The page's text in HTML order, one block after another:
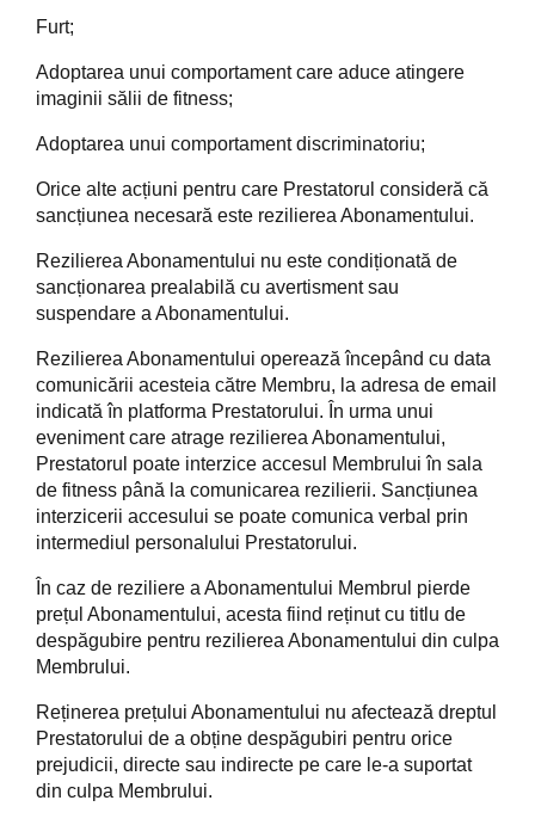
Furt;
Adoptarea unui comportament care aduce atingere
imaginii sălii de fitness;
Adoptarea unui comportament discriminatoriu;
Orice alte acțiuni pentru care Prestatorul consideră că
sancțiunea necesară este rezilierea Abonamentului.
Rezilierea Abonamentului nu este condiționată de
sancționarea prealabilă cu avertisment sau
suspendare a Abonamentului.
Rezilierea Abonamentului operează începând cu data
comunicării acesteia către Membru, la adresa de email
indicată în platforma Prestatorului. În urma unui
eveniment care atrage rezilierea Abonamentului,
Prestatorul poate interzice accesul Membrului în sala
de fitness până la comunicarea rezilierii. Sancțiunea
interzicerii accesului se poate comunica verbal prin
intermediul personalului Prestatorului.
În caz de reziliere a Abonamentului Membrul pierde
prețul Abonamentului, acesta fiind reținut cu titlu de
despăgubire pentru rezilierea Abonamentului din culpa
Membrului.
Reținerea prețului Abonamentului nu afectează dreptul
Prestatorului de a obține despăgubiri pentru orice
prejudicii, directe sau indirecte pe care le-a suportat
din culpa Membrului.